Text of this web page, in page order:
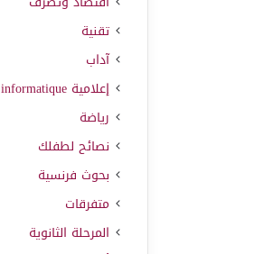
تقنية
آداب
إعلامية informatique
رياضة
نصائح لطفلك
بحوث فرنسية
متفرقات
المرحلة الثانوية